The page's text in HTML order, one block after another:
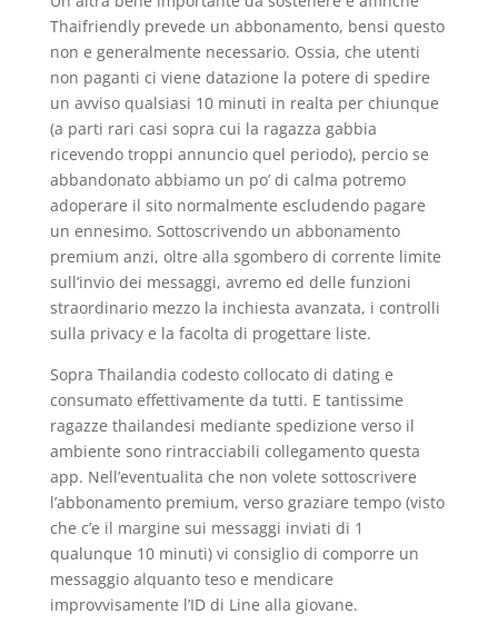
Thaifriendly prevede un abbonamento, bensi questo
non e generalmente necessario. Ossia, che utenti
non paganti ci viene datazione la potere di spedire
un avviso qualsiasi 10 minuti in realta per chiunque
(a parti rari casi sopra cui la ragazza gabbia
ricevendo troppi annuncio quel periodo), percio se
abbandonato abbiamo un po’ di calma potremo
adoperare il sito normalmente escludendo pagare
un ennesimo. Sottoscrivendo un abbonamento
premium anzi, oltre alla sgombero di corrente limite
sull’invio dei messaggi, avremo ed delle funzioni
straordinario mezzo la inchiesta avanzata, i controlli
sulla privacy e la facolta di progettare liste.
Sopra Thailandia codesto collocato di dating e
consumato effettivamente da tutti. E tantissime
ragazze thailandesi mediante spedizione verso il
ambiente sono rintracciabili collegamento questa
app. Nell’eventualita che non volete sottoscrivere
l’abbonamento premium, verso graziare tempo (visto
che c’e il margine sui messaggi inviati di 1
qualunque 10 minuti) vi consiglio di comporre un
messaggio alquanto teso e mendicare
improvvisamente l’ID di Line alla giovane.